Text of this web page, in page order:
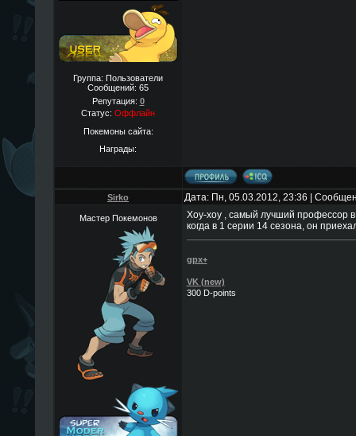
Группа: Пользователи
Сообщений: 65
Репутация: 0
Статус: Оффлайн
Покемоны сайта:
Награды:
Sirko Дата: Пн, 05.03.2012, 23:36 |
Мастер Покемонов
Хоу-хоу , самый лучший профессор
когда в 1 серии 14 сезона, он
gpx+
VK (new)
300 D-points